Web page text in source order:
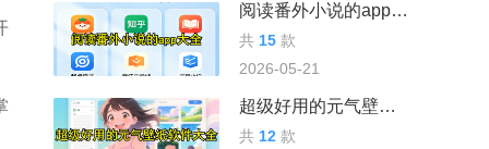
阅读番外小说的app大全
共 15 款
2026-05-21
超级好用的元气壁纸软件大全
共 12 款